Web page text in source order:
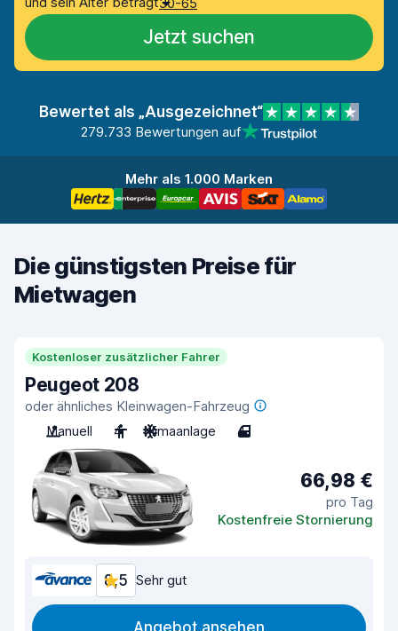
Jetzt suchen
Bewertet als „Ausgezeichnet“
279.733 Bewertungen auf
Mehr als 1.000 Marken
Die günstigsten Preise für
Mietwagen
Kostenloser zusätzlicher Fahrer
Peugeot 208
oder ähnliches Kleinwagen-Fahrzeug
Manuell
4 Klimaanlage 4
66,98 €
pro Tag
Kostenfreie Stornierung
8,5 Sehr gut
Angebot ansehen